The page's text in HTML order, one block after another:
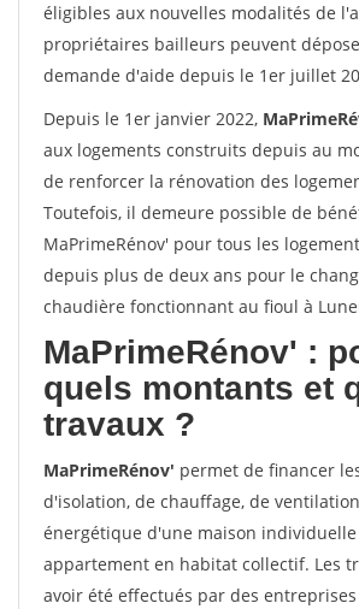
éligibles aux nouvelles modalités de
propriétaires bailleurs peuvent
demande d'aide depuis le 1er juillet
Depuis le 1er janvier 2022,
aux logements construits depuis au
de renforcer la rénovation des
Toutefois, il demeure possible de
MaPrimeRénov' pour tous les
depuis plus de deux ans pour le
chaudière fonctionnant au fioul à
MaPrimeRénov' :
quels montants et
travaux ?
MaPrimeRénov' permet de financer
d'isolation, de chauffage, de
énergétique d'une maison
appartement en habitat collectif. Les
avoir été effectués par des entreprises